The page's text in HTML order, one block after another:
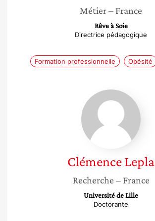
Métier– France
Rêve à Soie
Directrice pédagogique
Formation professionnelle Obésité
Clémence
Lepla
ClémenceLepla
Recherche – France
Université de Lille
Doctorante